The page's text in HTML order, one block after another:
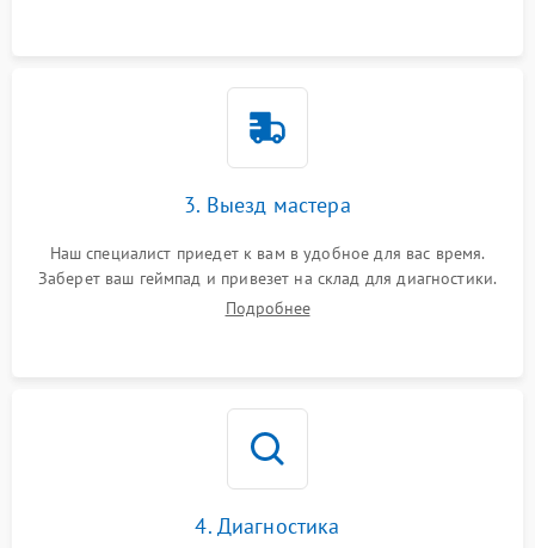
3. Выезд мастера
Наш специалист приедет к вам в удобное для вас время.
Заберет ваш геймпад и привезет на склад для диагностики.
Подробнее
4. Диагностика